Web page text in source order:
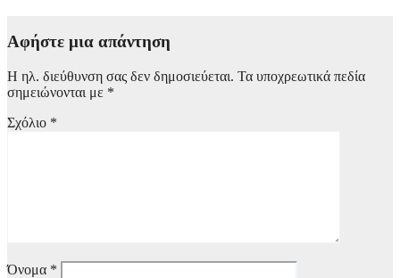
Αφήστε μια απάντηση
Η ηλ. διεύθυνση σας δεν δημοσιεύεται. Τα υποχρεωτικά πεδία
σημειώνονται με *
Σχόλιο *
Όνομα *